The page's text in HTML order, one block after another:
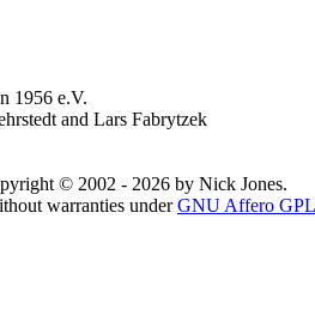
1956 e.V.
and Lars Fabrytzek
© 2002 - 2026 by Nick Jones.
warranties underGNU Affero GPL